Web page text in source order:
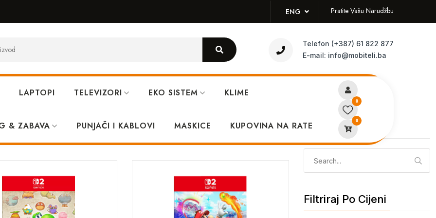
ENG Pratite Vašu Narudžbu
Telefon (+387) 61 822 877
E-mail: info@mobiteli.ba
LAPTOPI TELEVIZORI EKO SISTEM KLIME
& ZABAVA PUNJAČI I KABLOVI MASKICE KUPOVINA NA RATE
0
0
2
Pretraži
Filtriraj Po Cijeni